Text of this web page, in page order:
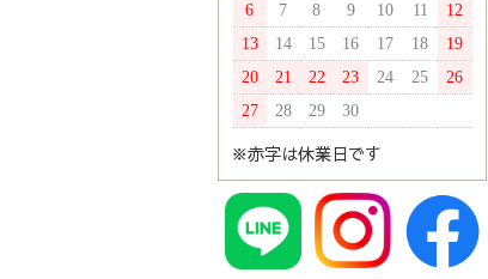
6
7 8 9 10 11
12
13
14 15 16 17 18
19
20
21 22 23 24 25
26
27
28 29 30
※赤字は休業日です